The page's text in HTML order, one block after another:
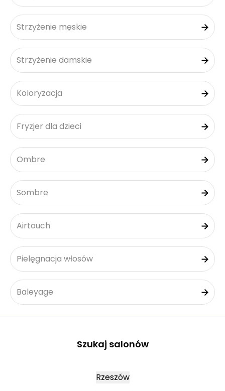
Strzyżenie męskie
Strzyżenie damskie
Koloryzacja
Fryzjer dla dzieci
Ombre
Sombre
Airtouch
Pielęgnacja włosów
Baleyage
Szukaj salonów
Rzeszów